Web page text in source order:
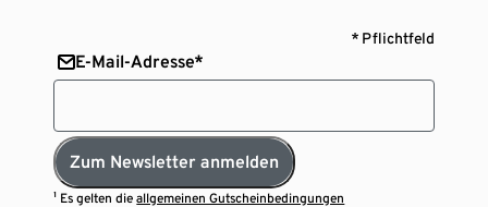
* Pflichtfeld
E-Mail-Adresse*
Zum Newsletter anmelden
¹ Es gelten dieallgemeinen Gutscheinbedingungen